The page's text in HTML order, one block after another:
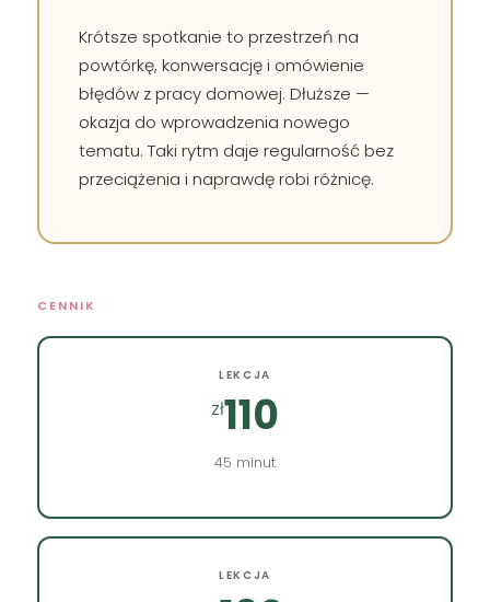
Krótsze spotkanie to przestrzeń na
powtórkę, konwersację i omówienie
błędów z pracy domowej. Dłuższe —
okazja do wprowadzenia nowego
tematu. Taki rytm daje regularność bez
przeciążenia i naprawdę robi różnicę.
CENNIK
LEKCJA
zł110
45 minut
LEKCJA